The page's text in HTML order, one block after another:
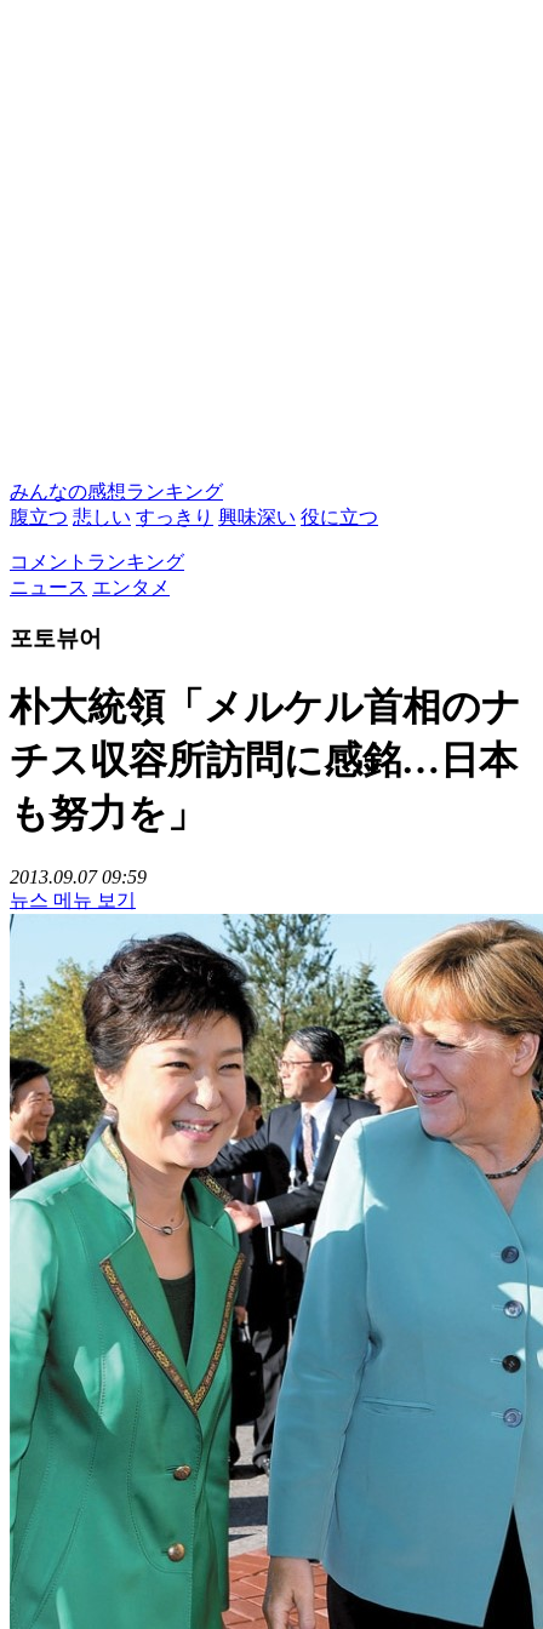
みんなの感想ランキング
腹立つ 悲しい すっきり 興味深い 役に立つ
コメントランキング
ニュース エンタメ
포토뷰어
朴大統領「メルケル首相のナ
チス収容所訪問に感銘…日本
も努力を」
2013.09.07 09:59
뉴스 메뉴 보기